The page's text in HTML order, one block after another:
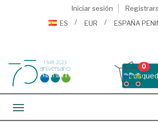
Iniciar sesión
ES
EUR ESPAÑA
0
Toggle navigation